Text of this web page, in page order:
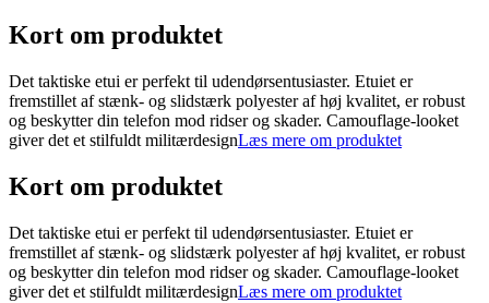
Kort om produktet
Det taktiske etui er perfekt til udendørsentusiaster. Etuiet er
fremstillet af stænk- og slidstærk polyester af høj kvalitet, er robust
og beskytter din telefon mod ridser og skader. Camouflage-looket
giver det et stilfuldt militærdesignLæs mere om produktet
Kort om produktet
Det taktiske etui er perfekt til udendørsentusiaster. Etuiet er
fremstillet af stænk- og slidstærk polyester af høj kvalitet, er robust
og beskytter din telefon mod ridser og skader. Camouflage-looket
giver det et stilfuldt militærdesignLæs mere om produktet